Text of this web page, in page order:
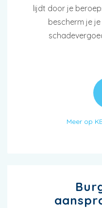
lijdt door je
bescherm je
Meer op